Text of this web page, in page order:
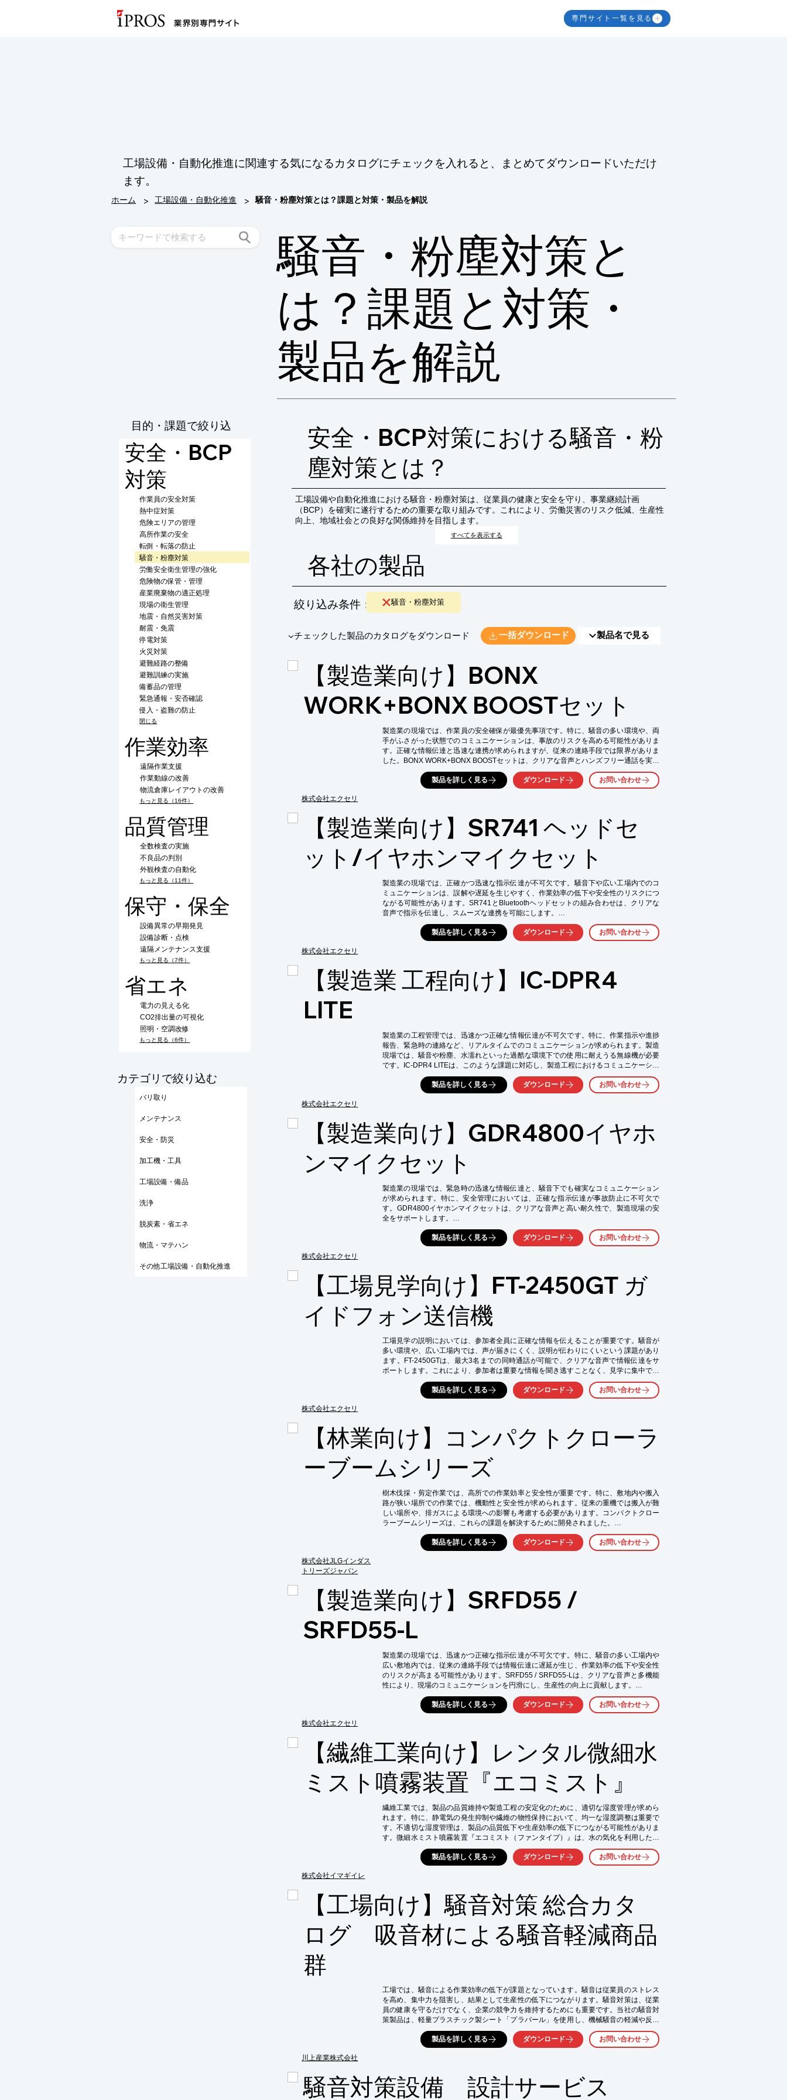
専門サイト一覧を見る
工場設備・自動化推進に関連する気になるカタログにチェックを入れると、まとめてダウンロードいただけ
ます。
ホーム > 工場設備・自動化推進 > 騒音・粉塵対策とは？課題と対策・製品を解説
騒音・粉塵対策と
は？課題と対策・
製品を解説
目的・課題で絞り込
む
安全・BCP
対策
作業員の安全対策
熱中症対策
危険エリアの管理
高所作業の安全
転倒・転落の防止
騒音・粉塵対策
労働安全衛生管理の強化
危険物の保管・管理
産業廃棄物の適正処理
現場の衛生管理
地震・自然災害対策
耐震・免震
停電対策
火災対策
避難経路の整備
避難訓練の実施
備蓄品の管理
緊急通報・安否確認
侵入・盗難の防止
閉じる
作業効率
遠隔作業支援
作業動線の改善
物流倉庫レイアウトの改善
もっと見る（16件）
品質管理
全数検査の実施
不良品の判別
外観検査の自動化
もっと見る（11件）
保守・保全
設備異常の早期発見
設備診断・点検
遠隔メンテナンス支援
もっと見る（7件）
省エネ
電力の見える化
CO2排出量の可視化
照明・空調改修
もっと見る（6件）
​カテゴリで絞り込む
バリ取り
メンテナンス
安全・防災
加工機・工具
工場設備・備品
洗浄
脱炭素・省エネ
物流・マテハン
その他工場設備・自動化推進
安全・BCP対策における騒音・粉
塵対策とは？
工場設備や自動化推進における騒音・粉塵対策は、従業員の健康と安全を守り、事業継続計画
（BCP）を確実に遂行するための重要な取り組みです。これにより、労働災害のリスク低減、生産性
向上、地域社会との良好な関係維持を目指します。
すべてを表示する
各社の製品
絞り込み条件： 騒音・粉塵対策
​▼チェックした製品のカタログをダウンロード 一括ダウンロード 製品名で見る
【製造業向け】BONX
WORK+BONX BOOSTセット
株式会社エクセリ
製造業の現場では、作業員の安全確保が最優先事項です。特に、騒音の多い環境や、両
手がふさがった状態でのコミュニケーションは、事故のリスクを高める可能性がありま
す。正確な情報伝達と迅速な連携が求められますが、従来の連絡手段では限界がありま
した。BONX WORK+BONX BOOSTセットは、クリアな音声とハンズフリー通話を実現
し、製造現場の安全管理をサポートします。
【活用シーン】
・安全確認のための情報共有
・複数人での同時通話
【導入の効果】
・ハンズフリー通話による作業効率の向上
・クリアな音声による正確な情報伝達
・事故発生時の迅速な対応
製品を詳しく見る ダウンロード お問い合わせ
【製造業向け】SR741 ヘッドセ
ット/イヤホンマイクセット
株式会社エクセリ
製造業の現場では、正確かつ迅速な指示伝達が不可欠です。騒音下や広い工場内でのコ
ミュニケーションは、誤解や遅延を生じやすく、作業効率の低下や安全性のリスクにつ
ながる可能性があります。SR741とBluetoothヘッドセットの組み合わせは、クリアな
音声で指示を伝達し、スムーズな連携を可能にします。
【活用シーン】
・工場内での作業指示
【導入の効果】
・クリアな音声による正確な指示伝達
製品を詳しく見る ダウンロード お問い合わせ
【製造業 工程向け】IC-DPR4
LITE
株式会社エクセリ
製造業の工程管理では、迅速かつ正確な情報伝達が不可欠です。特に、作業指示や進捗
報告、緊急時の連絡など、リアルタイムでのコミュニケーションが求められます。製造
現場では、騒音や粉塵、水濡れといった過酷な環境下での使用に耐えうる無線機が必要
です。IC-DPR4 LITEは、このような課題に対応し、製造工程におけるコミュニケーショ
ンを効率化します。
【活用シーン】
*   緊急時の連絡
*   工程間の連携
*   在庫管理
【導入の効果】
*   作業効率の向上
*   ミスの削減
*   コスト削減
*   安全性の向上
製品を詳しく見る ダウンロード お問い合わせ
【製造業向け】GDR4800イヤホ
ンマイクセット
株式会社エクセリ
製造業の現場では、緊急時の迅速な情報伝達と、騒音下でも確実なコミュニケーション
が求められます。特に、安全管理においては、正確な指示伝達が事故防止に不可欠で
す。GDR4800イヤホンマイクセットは、クリアな音声と高い耐久性で、製造現場の安
全をサポートします。
【活用シーン】
・製造ラインでの作業指示
・複数拠点間の連携
【導入の効果】
・クリアな音声で正確な情報伝達
・IP67の防塵・防水性能で過酷な環境下でも利用可能
・秘話機能で情報漏洩を防止
製品を詳しく見る ダウンロード お問い合わせ
【工場見学向け】FT-2450GT ガ
イドフォン送信機
株式会社エクセリ
工場見学の説明においては、参加者全員に正確な情報を伝えることが重要です。騒音が
多い環境や、広い工場内では、声が届きにくく、説明が伝わりにくいという課題があり
ます。FT-2450GTは、最大3名までの同時通話が可能で、クリアな音声で情報伝達をサ
ポートします。これにより、参加者は重要な情報を聞き逃すことなく、見学に集中でき
【活用シーン】
*   騒音環境下での情報伝達
【導入の効果】
*   参加者への情報伝達の確実性向上
*   見学の質の向上
*   スムーズなコミュニケーションの実現
製品を詳しく見る ダウンロード お問い合わせ
【林業向け】コンパクトクローラ
ーブームシリーズ
株式会社JLGインダス
トリーズジャパン
樹木伐採・剪定作業では、高所での作業効率と安全性が重要です。特に、敷地内や搬入
路が狭い場所での作業では、機動性と安全性が求められます。従来の重機では搬入が難
しい場所や、排ガスによる環境への影響も考慮する必要があります。コンパクトクロー
ラーブームシリーズは、これらの課題を解決するために開発されました。
【活用シーン】
・特殊伐採作業
【導入の効果】
・作業効率の向上
・環境負荷の低減
・作業範囲の拡大
製品を詳しく見る ダウンロード お問い合わせ
【製造業向け】SRFD55 /
SRFD55-L
株式会社エクセリ
製造業の現場では、迅速かつ正確な指示伝達が不可欠です。特に、騒音の多い工場内や
広い敷地内では、従来の連絡手段では情報伝達に遅延が生じ、作業効率の低下や安全性
のリスクが高まる可能性があります。SRFD55 / SRFD55-Lは、クリアな音声と多機能
性により、現場のコミュニケーションを円滑にし、生産性の向上に貢献します。
【活用シーン】
・工場内での作業指示
【導入の効果】
・スムーズな情報伝達による作業効率の向上
・クリアな音声による聞き間違いの防止
・ハンズフリー通話による作業中の安全確保
製品を詳しく見る ダウンロード お問い合わせ
【繊維工業向け】レンタル微細水
ミスト噴霧装置『エコミスト』
株式会社イマギイレ
繊維工業では、製品の品質維持や製造工程の安定化のために、適切な湿度管理が求めら
れます。特に、静電気の発生抑制や繊維の物性保持において、均一な湿度調整は重要で
す。不適切な湿度管理は、製品の品質低下や生産効率の低下につながる可能性がありま
す。微細水ミスト噴霧装置『エコミスト（ファンタイプ）』は、水の気化を利用した加
湿効果により、繊維工業における湿度調整のニーズに応えます。
【活用シーン】
・繊維の物性保持
【導入の効果】
・製品品質の向上
・生産効率の改善
・静電気によるトラブルの低減
製品を詳しく見る ダウンロード お問い合わせ
【工場向け】騒音対策 総合カタ
ログ 吸音材による騒音軽減商品
群
川上産業株式会社
工場では、騒音による作業効率の低下が課題となっています。騒音は従業員のストレス
を高め、集中力を阻害し、結果として生産性の低下につながります。騒音対策は、従業
員の健康を守るだけでなく、企業の競争力を維持するためにも重要です。当社の騒音対
策製品は、軽量プラスチック製シート「プラパール」を使用し、機械騒音の軽減や反響
音の軽減を実現します。これにより、作業環境を改善し、より快適な職場環境を提供し
*   作業エリアの仕切り
*   工場内の反響音対策
製品を詳しく見る ダウンロード お問い合わせ
騒音対策設備 設計サービス